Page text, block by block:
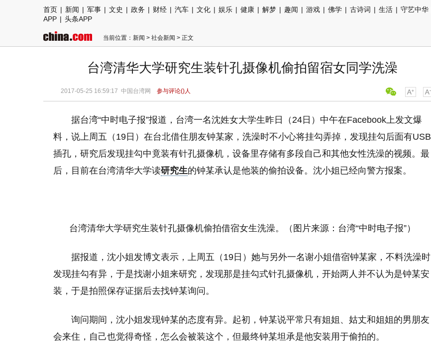
首页 | 新闻 | 军事 | 文史 | 政务 | 财经 | 汽车 | 文化 | 娱乐 | 健康 | 解梦 | 趣闻 | 游戏 | 佛学 | 古诗词 | 生活 | 守艺中华
APP | 头条APP
当前位置： 新闻 > 社会新闻 > 正文
台湾清华大学研究生装针孔摄像机偷拍留宿女同学洗澡
2017-05-25 16:59:17 中国台湾网 参与评论()人
据台湾“中时电子报”报道，台湾一名沈姓女大学生昨日（24日）中午在Facebook上发文爆
料，说上周五（19日）在台北借住朋友钟某家，洗澡时不小心将挂勾弄掉，发现挂勾后面有USB
插孔，研究后发现挂勾中竟装有针孔摄像机，设备里存储有多段自己和其他女性洗澡的视频。最
后，目前在台湾清华大学读研究生的钟某承认是他装的偷拍设备。沈小姐已经向警方报案。
台湾清华大学研究生装针孔摄像机偷拍借宿女生洗澡。（图片来源：台湾“中时电子报”）
据报道，沈小姐发博文表示，上周五（19日）她与另外一名谢小姐借宿钟某家，不料洗澡时
发现挂勾有异，于是找谢小姐来研究，发现那是挂勾式针孔摄像机，开始两人并不认为是钟某安
装，于是拍照保存证据后去找钟某询问。
询问期间，沈小姐发现钟某的态度有异。起初，钟某说平常只有姐姐、姑丈和姐姐的男朋友
会来住，自己也觉得奇怪，怎么会被装这个，但最终钟某坦承是他安装用于偷拍的。